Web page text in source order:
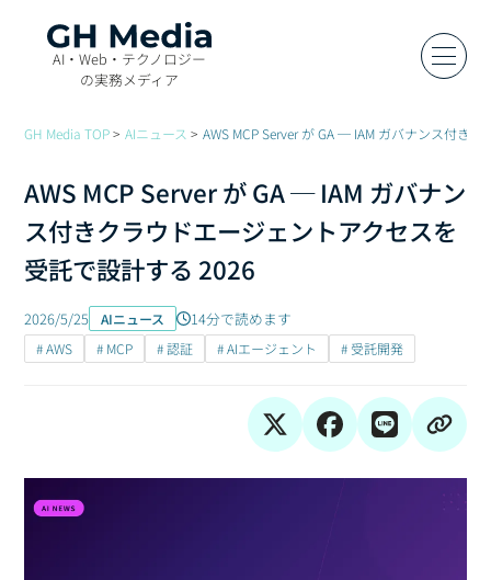
AI・Web・テクノロジー
の実務メディア
GH Media TOP AIニュース AWS MCP Server が GA ─ IAM ガバナンス付き
AWS MCP Server が GA ─ IAM ガバナン
ス付きクラウドエージェントアクセスを
受託で設計する 2026
2026/5/25 AIニュース 14分で読めます
# AWS # MCP # 認証 # AIエージェント # 受託開発